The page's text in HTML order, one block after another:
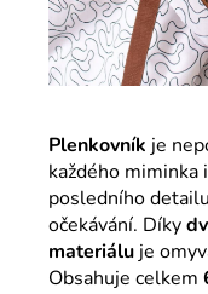
Plenkovník je
každého miminka
posledního
očekávání. Díky
materiálu je
Obsahuje celkem